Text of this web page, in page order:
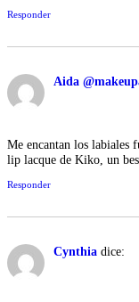
Responder
Aida
Me encantan los labiales
lip lacque de Kiko, un
Responder
Cynthia dice: